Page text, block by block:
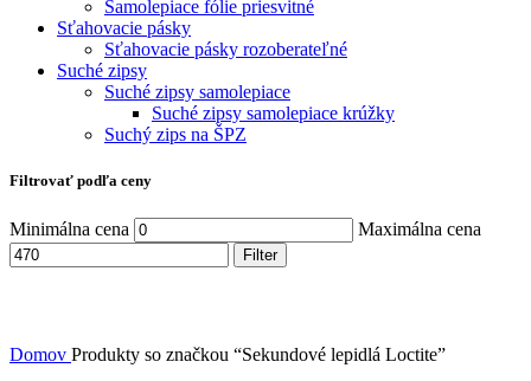
Samolepiace fólie priesvitné
Sťahovacie pásky
Sťahovacie pásky rozoberateľné
Suché zipsy
Suché zipsy samolepiace
Suché zipsy samolepiace krúžky
Suchý zips na ŠPZ
Filtrovať podľa ceny
Minimálna cena Maximálna cena
Filter
Domov Produkty so značkou “Sekundové lepidlá Loctite”